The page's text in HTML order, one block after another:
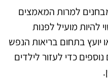
למרות המאמצים
להיות מועיל לפנות
יועץ בתחום בריאות הנפש
כדי לעזור לילדים